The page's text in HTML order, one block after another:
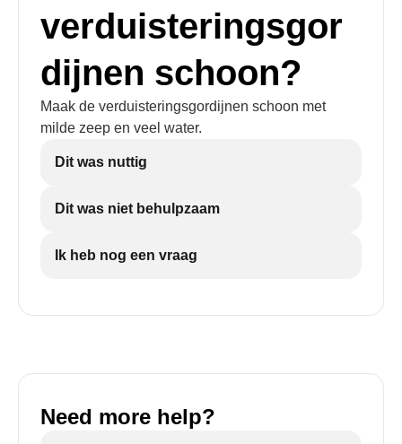
verduisteringsgor
dijnen schoon?
Maak de verduisteringsgordijnen schoon met
milde zeep en veel water.
Dit was nuttig
Dit was niet behulpzaam
Ik heb nog een vraag
Need more help?